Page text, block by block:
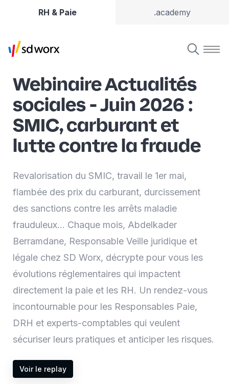
RH & Paie .academy
Webinaire Actualités
sociales - Juin 2026 :
SMIC, carburant et
lutte contre la fraude
Revalorisation du SMIC, travail le 1er mai,
flambée des prix du carburant, durcissement
des sanctions contre les arrêts maladie
frauduleux… Chaque mois, Abdelkader
Berramdane, Responsable Veille juridique et
légale chez SD Worx, décrypte pour vous les
évolutions réglementaires qui impactent
directement la paie et les RH. Un rendez-vous
incontournable pour les Responsables Paie,
DRH et experts-comptables qui veulent
sécuriser leurs pratiques et anticiper les risques.
Voir le replay